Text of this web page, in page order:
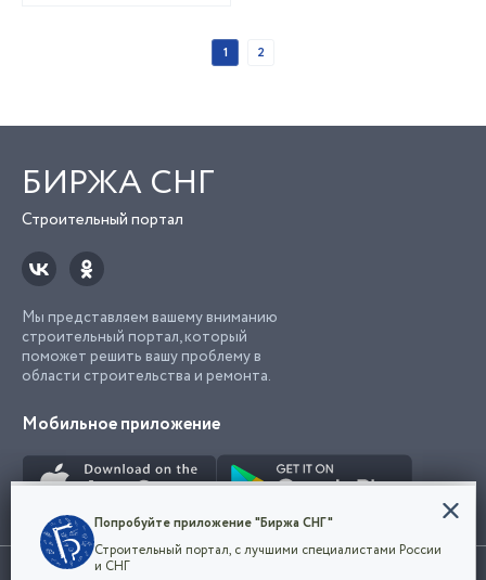
1 2
БИРЖА СНГ
Строительный портал
Мы представляем вашему вниманию
строительный портал, который
поможет решить вашу проблему в
области строительства и ремонта.
Мобильное приложение
Использование сайта, в том числе подача объявлений, означает
Конфиденциальность
Мы используем файлы cookie, чтобы сделать
наш сайт удобным для каждого
Попробуйте приложение "Биржа СНГ"
Строительный портал, с лучшими специалистами России
и СНГ